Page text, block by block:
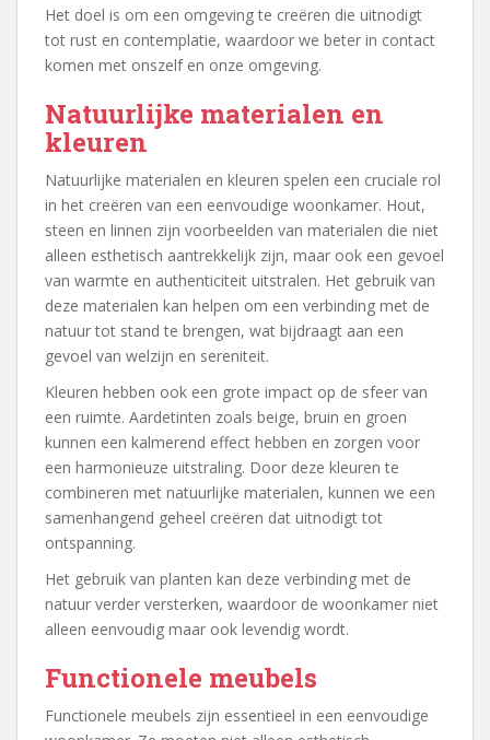
Het doel is om een omgeving te creëren die uitnodigt
tot rust en contemplatie, waardoor we beter in contact
komen met onszelf en onze omgeving.
Natuurlijke materialen en
kleuren
Natuurlijke materialen en kleuren spelen een cruciale rol
in het creëren van een eenvoudige woonkamer. Hout,
steen en linnen zijn voorbeelden van materialen die niet
alleen esthetisch aantrekkelijk zijn, maar ook een gevoel
van warmte en authenticiteit uitstralen. Het gebruik van
deze materialen kan helpen om een verbinding met de
natuur tot stand te brengen, wat bijdraagt aan een
gevoel van welzijn en sereniteit.
Kleuren hebben ook een grote impact op de sfeer van
een ruimte. Aardetinten zoals beige, bruin en groen
kunnen een kalmerend effect hebben en zorgen voor
een harmonieuze uitstraling. Door deze kleuren te
combineren met natuurlijke materialen, kunnen we een
samenhangend geheel creëren dat uitnodigt tot
ontspanning.
Het gebruik van planten kan deze verbinding met de
natuur verder versterken, waardoor de woonkamer niet
alleen eenvoudig maar ook levendig wordt.
Functionele meubels
Functionele meubels zijn essentieel in een eenvoudige